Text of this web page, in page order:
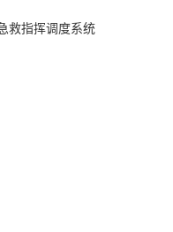
救指挥调度系统